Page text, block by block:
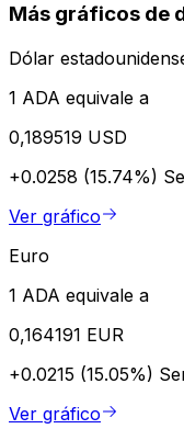
Más gráficos de
Dólar
1 ADA equivale a
0,189519 USD
+0.0258 (15.74%)
Ver gráfico
Euro
1 ADA equivale a
0,164191 EUR
+0.0215 (15.05%)
Ver gráfico